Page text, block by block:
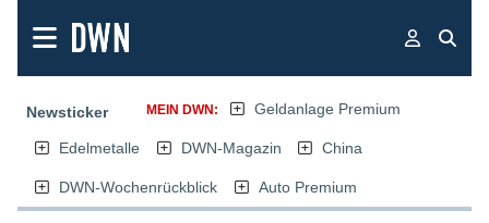
Newsticker MEIN DWN: Geldanlage Premium
Edelmetalle DWN-Magazin China
DWN-Wochenrückblick Auto Premium